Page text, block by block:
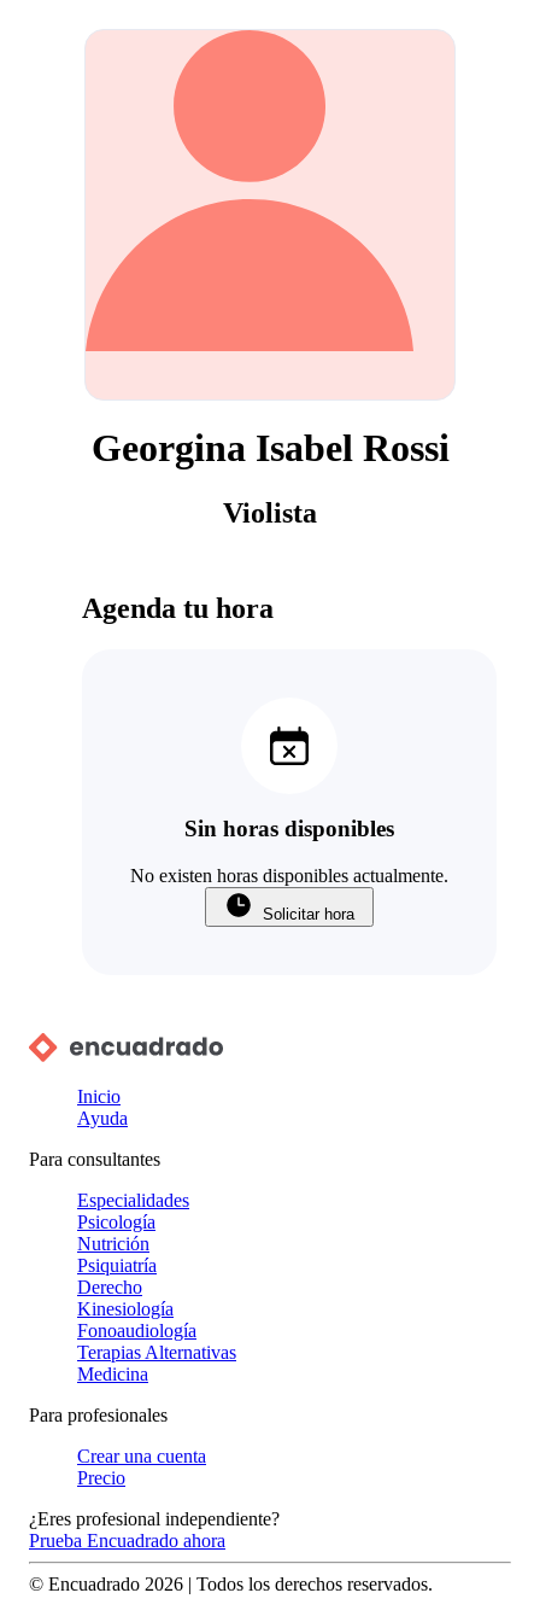
Georgina Isabel Rossi
Violista
Agenda tu hora
Sin horas disponibles
No existen horas disponibles actualmente.
Solicitar hora
Inicio
Ayuda
Para consultantes
Especialidades
Psicología
Nutrición
Psiquiatría
Derecho
Kinesiología
Fonoaudiología
Terapias Alternativas
Medicina
Para profesionales
Crear una cuenta
Precio
¿Eres profesional independiente?
Prueba Encuadrado ahora
© Encuadrado 2026 | Todos los derechos reservados.